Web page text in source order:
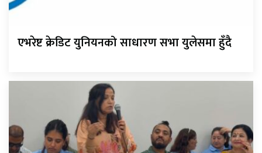
एभरेष्ट क्रेडिट युनियनको साधारण सभा युलेसमा हुँदै